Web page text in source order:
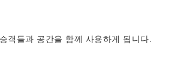
객들과 공간을 함께 사용하게 됩니다.